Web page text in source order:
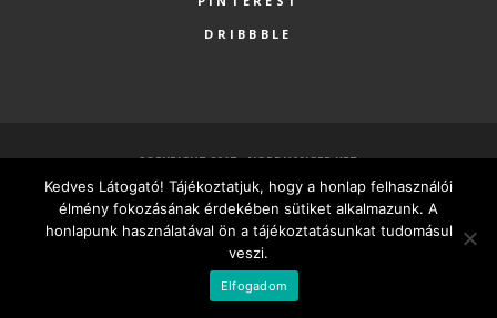
DRIBBBLE
COPYRIGHT 2017 - NORDHANGER KFT.
FŐOLDAL SZOLGÁLTATÁSOK RÓLUNK PARTNEREK
KAPCSOLAT MINDEN VÁLLALKOZÁSNAK LEGYEN SAJÁT HONLAPJA
MAGYAR
Kedves Látogató! Tájékoztatjuk, hogy a honlap felhasználói
élmény fokozásának érdekében sütiket alkalmazunk. A
honlapunk használatával ön a tájékoztatásunkat tudomásul
veszi.
Elfogadom